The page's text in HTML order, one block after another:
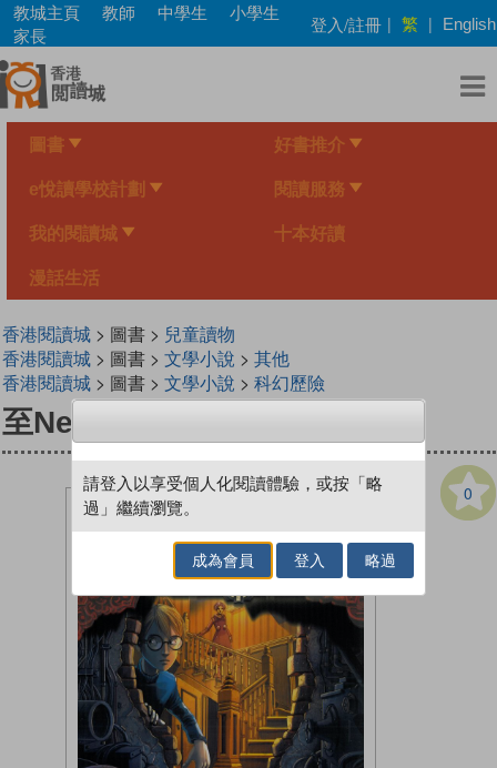
Skip
main
content
教城主頁 教師 中學生
小學生
家長
登入/註冊 | 繁 | English
圖書 好書推介
e悅讀學校計劃 閱讀服務
我的閱讀城 十本好讀
漫話生活
香港閱讀城> 圖書 > 兒童讀物
香港閱讀城> 圖書 > 文學小說 > 其他
香港閱讀城> 圖書 > 文學小說 > 科幻歷險
至Net奇兵 2 城堡揭秘
0
請登入以享受個人化閱讀體驗，或按「略
過」繼續瀏覽。
成為會員 登入 略過